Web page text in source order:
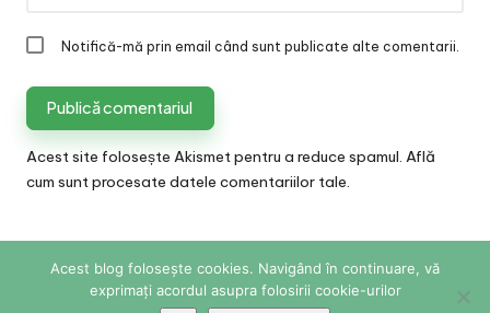
Notifică-mă prin email când sunt publicate alte comentarii.
Acest site folosește Akismet pentru a reduce spamul. Află
cum sunt procesate datele comentariilor tale.
Copyright 2026 — Sabina Cornovac Online. All rights
Acest blog folosește cookies. Navigând în continuare, vă
exprimați acordul asupra folosirii cookie-urilor